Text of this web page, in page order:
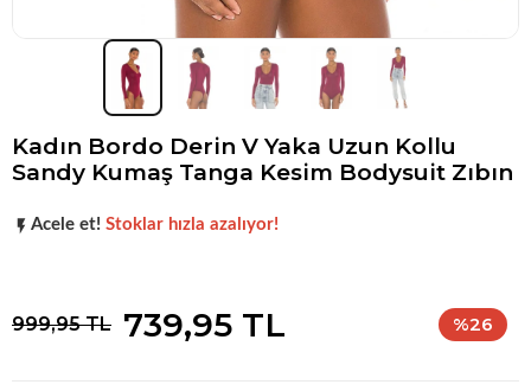
Kadın Bordo Derin V Yaka Uzun Kollu
Sandy Kumaş Tanga Kesim Bodysuit Zıbın
Popüler seçim!Gardırobunuz için harika bir tercih.
Acele et! Stoklar hızla azalıyor!
999,95 TL 739,95 TL %26